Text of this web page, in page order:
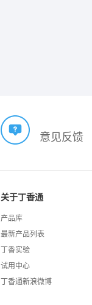
意见反馈
关于丁香通
产品库
最新产品列表
丁香实验
试用中心
丁香通新浪微博